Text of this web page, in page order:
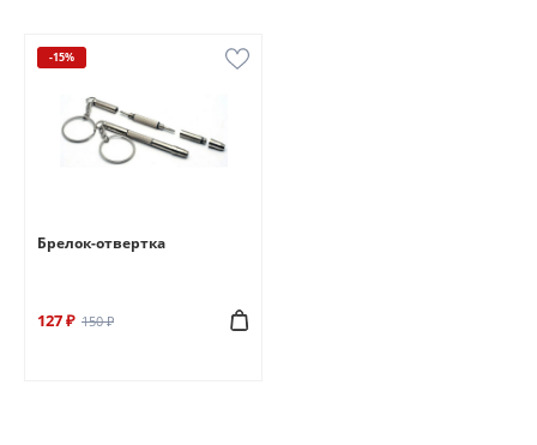
-15%
Брелок-отвертка
127 ₽ 150 ₽